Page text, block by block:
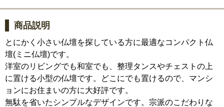
商品説明
とにかく小さい仏壇を探している方に最適なコンパクト仏
壇(ミニ仏壇)です。
洋室のリビングでも和室でも、整理タンスやチェストの上
に置ける小型の仏壇です。どこにでも置けるので、マンシ
ョンにお住まいの方に大好評です。
無駄を省いたシンプルなデザインです。宗派のこだわりな